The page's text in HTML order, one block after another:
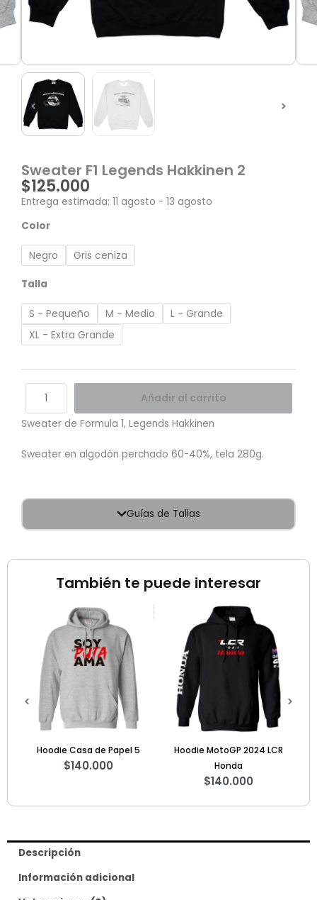
Sweater F1 Legends Hakkinen 2
$125.000
Entrega estimada: 11 agosto - 13 agosto
Color
Negro Gris ceniza
Talla
S - Pequeño M - Medio
L - Grande
XL - Extra Grande
Sweater
Legends
Hakkinen
2
Añadir al carrito
Sweater de Formula 1, Legends Hakkinen
Sweater en algodón perchado 60-40%, tela 280g.
Guías de Tallas
También te puede interesar
Hoodie MotoGP 2024 LCR
Honda
Sweater Star Wars A Long
Time Ago
$125.000
Descripción
Información adicional